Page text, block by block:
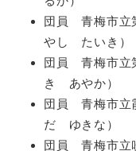
団員 青梅市立
やし たいき）
団員 青梅市立
き あやか）
団員 青梅市立
だ ゆきな）
団員 青梅市立